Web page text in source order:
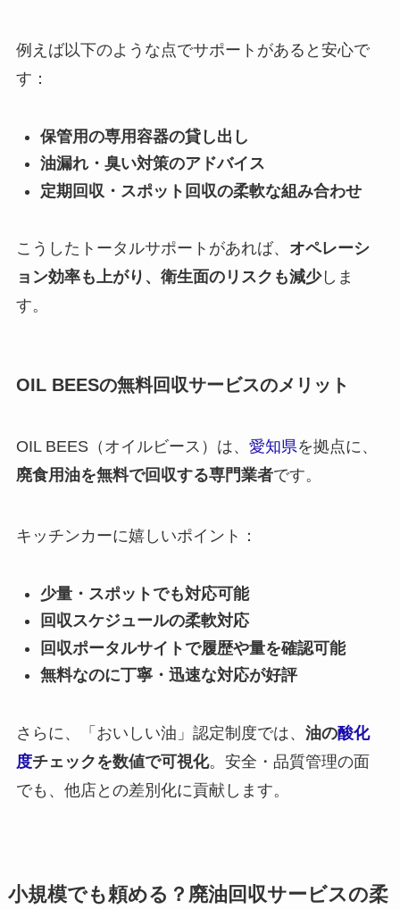
例えば以下のような点でサポートがあると安心で
す：
保管用の専用容器の貸し出し
油漏れ・臭い対策のアドバイス
定期回収・スポット回収の柔軟な組み合わせ
こうしたトータルサポートがあれば、 オペレーシ
ョン効率も上がり、衛生面のリスクも減少しま
す。
OIL BEESの無料回収サービスのメリット
OIL BEES（オイルビース）は、 愛知県を拠点に、
廃食用油を無料で回収する専門業者です。
キッチンカーに嬉しいポイント：
少量・スポットでも対応可能
回収スケジュールの柔軟対応
回収ポータルサイトで履歴や量を確認可能
無料なのに丁寧・迅速な対応が好評
さらに、「おいしい油」認定制度では、 油の酸化
度チェックを数値で可視化。安全・品質管理の面
でも、他店との差別化に貢献します。
小規模でも頼める？廃油回収サービスの柔